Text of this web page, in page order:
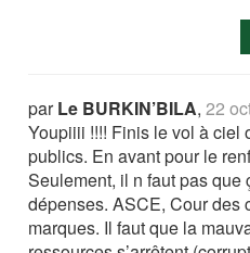
parLe BURKIN’BILA,22
Youpiiii !!!! Finis le vol à ciel
publics. En avant pour le
Seulement, il n faut pas
dépenses. ASCE, Cour des
marques. Il faut que la